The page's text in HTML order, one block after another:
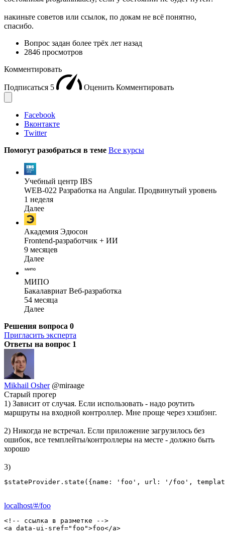
накиньте советов или ссылок, по докам не всё понятно,
спасибо.
Вопрос задан более трёх лет назад
2846 просмотров
Комментировать
Подписаться 5 Оценить Комментировать
Facebook
Вконтакте
Twitter
Помогут разобраться в теме Все курсы
Учебный центр IBS
WEB-022 Разработка на Angular. Продвинутый уровень
1 неделя
Далее
Академия Эдюсон
Frontend-разработчик + ИИ
9 месяцев
Далее
МИПО
Бакалавриат Веб-разработка
54 месяца
Далее
Решения вопроса 0
Пригласить эксперта
Ответы на вопрос 1
Mikhail Osher @miraage
Старый прогер
1) Зависит от случая. Если использовать - надо роутить
маршруты на входной контроллер. Мне проще через хэшбэнг.
2) Никогда не встречал. Если приложение загрузилось без
ошибок, все темплейты/контроллеры на месте - должно быть
хорошо
3)
$stateProvider.state({name: 'foo', url: '/foo',
localhost/#/foo
<!-- ссылка в разметке -->
<a data-ui-sref="foo">foo</a>